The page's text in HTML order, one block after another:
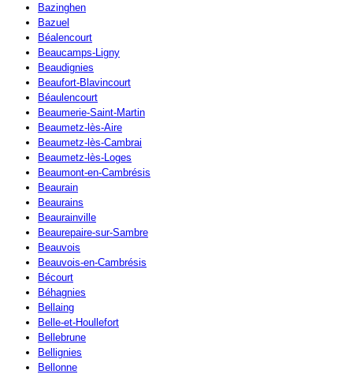
Bazinghen
Bazuel
Béalencourt
Beaucamps-Ligny
Beaudignies
Beaufort-Blavincourt
Béaulencourt
Beaumerie-Saint-Martin
Beaumetz-lès-Aire
Beaumetz-lès-Cambrai
Beaumetz-lès-Loges
Beaumont-en-Cambrésis
Beaurain
Beaurains
Beaurainville
Beaurepaire-sur-Sambre
Beauvois
Beauvois-en-Cambrésis
Bécourt
Béhagnies
Bellaing
Belle-et-Houllefort
Bellebrune
Bellignies
Bellonne